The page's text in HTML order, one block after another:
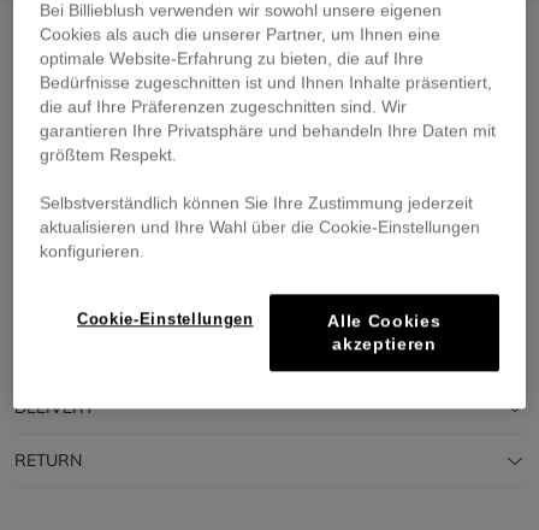
T-shirt + shorts setwhite pink
€ 55,00
Pay in 4 interest-free instalments
🔒 Secure payment & easy returns
DESCRIPTION
DELIVERY
RETURN
Bei Billieblush verwenden wir sowohl unsere eigenen
Cookies als auch die unserer Partner, um Ihnen eine
optimale Website-Erfahrung zu bieten, die auf Ihre
Bedürfnisse zugeschnitten ist und Ihnen Inhalte präsentiert,
die auf Ihre Präferenzen zugeschnitten sind. Wir
garantieren Ihre Privatsphäre und behandeln Ihre Daten mit
größtem Respekt.
Selbstverständlich können Sie Ihre Zustimmung jederzeit
aktualisieren und Ihre Wahl über die Cookie-Einstellungen
konfigurieren.
Cookie-Einstellungen
Alle Cookies
akzeptieren